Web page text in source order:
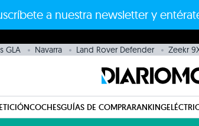
a nuestra newsletter y
GLA Navarra Land Rover Defender Zeekr
COCHESGUÍAS DE COMPRARANKING